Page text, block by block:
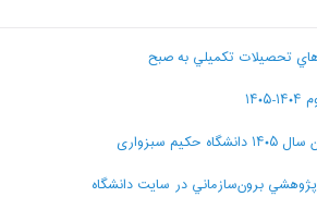
هاي تحصيلات تکميلي به صبح
سبزواری
برون‌سازماني در سايت دانشگاه